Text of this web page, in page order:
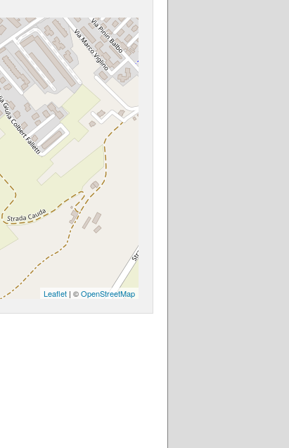
Leaflet | ©OpenStreetMap